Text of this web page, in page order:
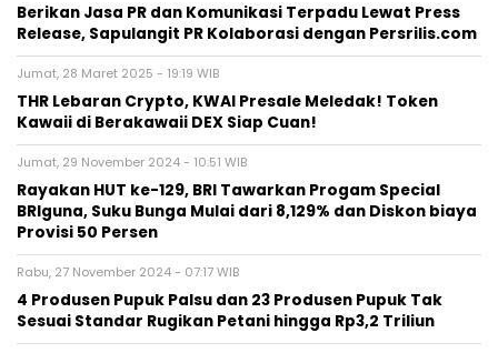
Berikan Jasa PR dan Komunikasi Terpadu Lewat Press
Release, Sapulangit PR Kolaborasi dengan Persrilis.com
Jumat, 28 Maret 2025 - 19:19 WIB
THR Lebaran Crypto, KWAI Presale Meledak! Token
Kawaii di Berakawaii DEX Siap Cuan!
Jumat, 29 November 2024 - 10:51 WIB
Rayakan HUT ke-129, BRI Tawarkan Progam Special
BRIguna, Suku Bunga Mulai dari 8,129% dan Diskon biaya
Provisi 50 Persen
Rabu, 27 November 2024 - 07:17 WIB
4 Produsen Pupuk Palsu dan 23 Produsen Pupuk Tak
Sesuai Standar Rugikan Petani hingga Rp3,2 Triliun